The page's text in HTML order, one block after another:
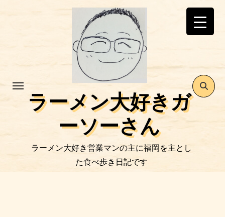
ラーメン大好きガ
ーソーさん
ラーメン大好き営業マンの主に福岡を主とし
た食べ歩き日記です